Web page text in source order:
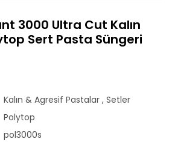
3000 Ultra Cut Kalın
Sert Pasta Süngeri
Kalın & Agresif Pastalar ,Setler
Polytop
pol3000s